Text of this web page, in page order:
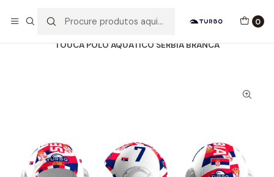
0
TOUCA POLO AQUÁTICO SERBIA BRANCA